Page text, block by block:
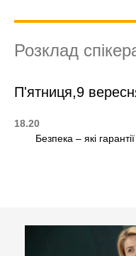
Розклад
П'ятниця,9
18.20
Безпека – які